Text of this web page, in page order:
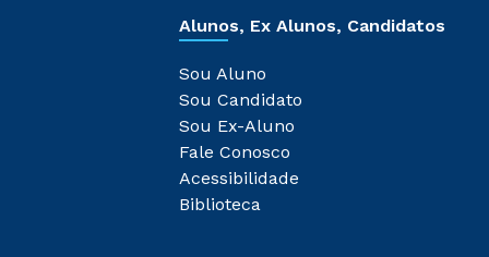
Alunos, Ex Alunos, Candidatos
Sou Aluno
Sou Candidato
Sou Ex-Aluno
Fale Conosco
Acessibilidade
Biblioteca